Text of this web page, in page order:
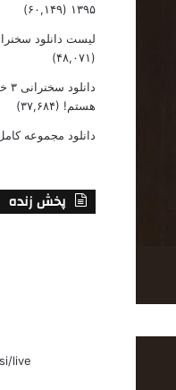
۱۳۹۵ (۶۰,۱۴۹)
لیست دانلود
(۴۸,۰۷۱)
هستم! (۳۷,۶۸۴)
دانلود مجموعه
پخش زنده
live